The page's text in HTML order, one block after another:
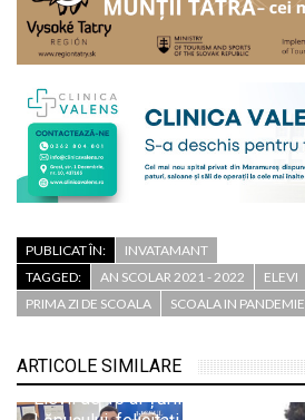
PUBLICAT ÎN:
INVATAMANT
TAGGED:
AN SCOLAR 2021 - 2022 ELEVI
PRIMA ZI DE SCOALA
SCOALA IN PANDEMIE
ARTICOLE SIMILARE
Elevii de 10 ai Țării